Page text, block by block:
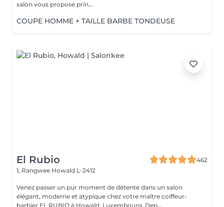
salon vous propose prin...
COUPE HOMME + TAILLE BARBE TONDEUSE
El Rubio
462
1, Rangwee Howald L-2412
Venez passer un pur moment de détente dans un salon
élégant, moderne et atypique chez votre maître coiffeur-
barbier EL RUBIO à Howald, Luxembourg. Dep...